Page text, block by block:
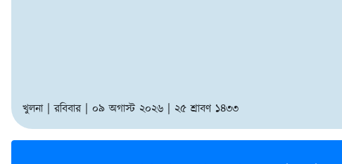
খুলনা | রবিবার | ০৯ অগাস্ট ২০২৬ | ২৫ শ্রাবণ ১৪৩৩